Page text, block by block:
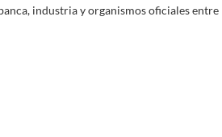
industria y organismos oficiales entre